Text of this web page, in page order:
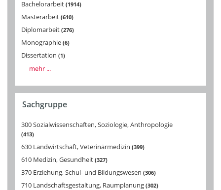
Bachelorarbeit 1914
Masterarbeit 610
Diplomarbeit 276
Monographie 6
Dissertation 1
mehr ...
Sachgruppe
300 Sozialwissenschaften, Soziologie, Anthropologie
413
630 Landwirtschaft, Veterinärmedizin 399
610 Medizin, Gesundheit 327
370 Erziehung, Schul- und Bildungswesen 306
710 Landschaftsgestaltung, Raumplanung 302